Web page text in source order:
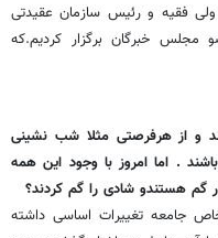
ولی فقیه و رئیس سازمان عقیدتی
خبرگان برگزار کردیم.که
و از هرفرصتی مثلا شب نشینی
. اما امروز با وجود این همه
گم هستندو شادی را گم کردند؟
سال به طور خاص جامعه تغییرات اساسی داشته